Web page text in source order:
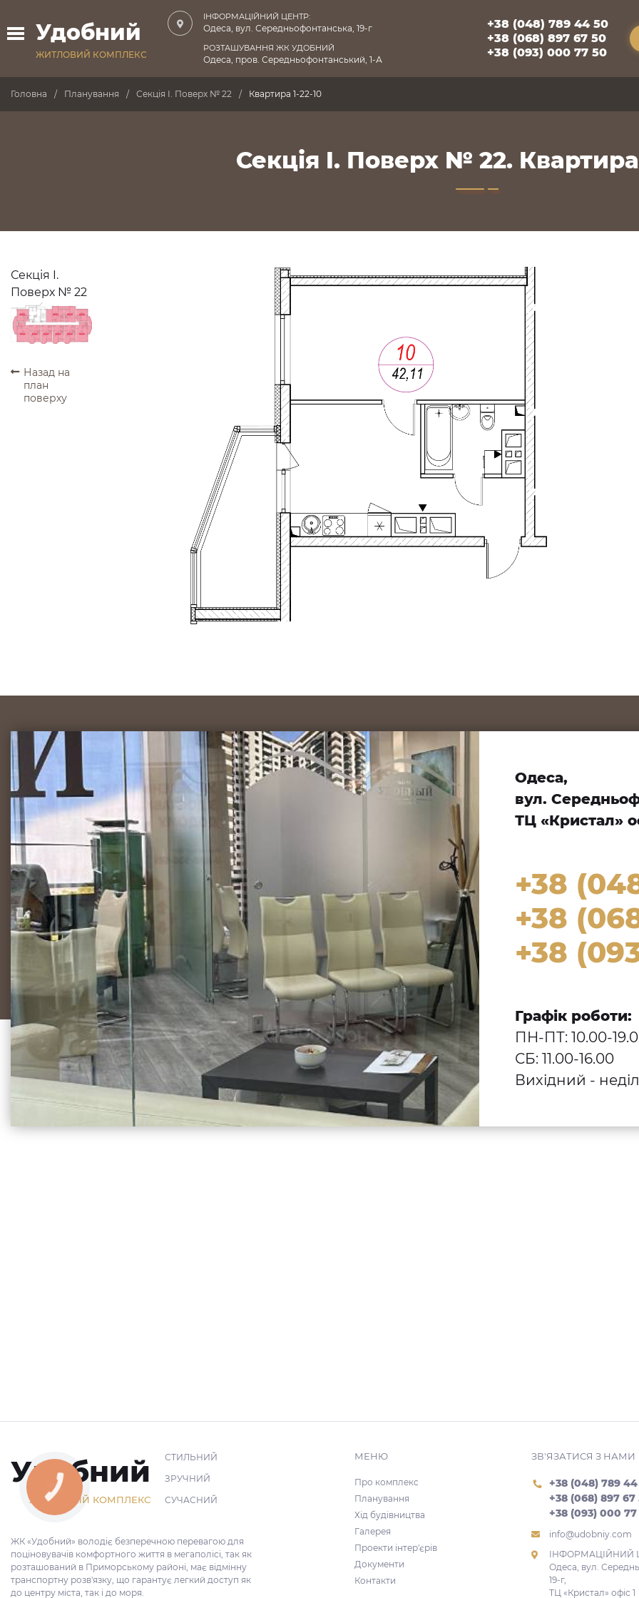
Удобний
ЖИТЛОВИЙ КОМПЛЕКС
ІНФОРМАЦІЙНИЙ ЦЕНТР:
Одеса, вул. Середньофонтанська, 19-г
РОЗТАШУВАННЯ ЖК УДОБНИЙ
Одеса, пров. Середньофонтанський, 1-А
+38 (048) 789 44 50
+38 (068) 897 67 50
+38 (093) 000 77 50
Головна Планування Секція I. Поверх № 22 Квартира 1-22-10
Секція I. Поверх № 22. Квартира
Секція I.
Поверх № 22
ПРОДАНО
ПРОДАНО
ПРОДАНО
ПРОДАНО
ПРОДАНО
ПРОДАНО
Назад на
план
поверху
Одеса,
вул.
ТЦ «Кристал»
+38
+38
+38
Графік роботи:
ПН-ПТ: 10.00-
СБ: 11.00-16.00
Вихідний -
Удобний
ЖИТЛОВИЙ КОМПЛЕКС
СТИЛЬНИЙ
ЗРУЧНИЙ
СУЧАСНИЙ
ЖК «Удобний» володіє безперечною перевагою для
поціновувачів комфортного життя в мегаполісі, так як
розташований в Приморському районі, має відмінну
транспортну розв'язку, що гарантує легкий доступ як
до центру міста, так і до моря.
МЕНЮ
Про комплекс
Планування
Хід будівництва
Галерея
Проекти інтер'єрів
Документи
Контакти
ЗВ'ЯЗАТИСЯ З НАМИ
+38 (048) 789
+38 (068) 897 67
+38 (093) 000 77
info@udobniy.com
ІНФОРМАЦІЙНИЙ
Одеса, вул.
19-г,
ТЦ «Кристал» офіс 1